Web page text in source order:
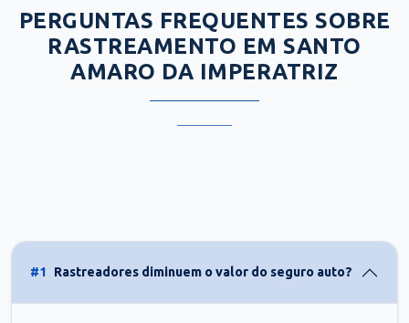
PERGUNTAS FREQUENTES SOBRE
RASTREAMENTO EM SANTO
AMARO DA IMPERATRIZ
#1 Rastreadores diminuem o valor do seguro auto?